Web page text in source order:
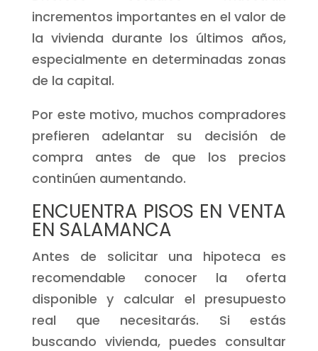
incrementos importantes en el valor de
la vivienda durante los últimos años,
especialmente en determinadas zonas
de la capital.
Por este motivo, muchos compradores
prefieren adelantar su decisión de
compra antes de que los precios
continúen aumentando.
ENCUENTRA PISOS EN VENTA
EN SALAMANCA
Antes de solicitar una hipoteca es
recomendable conocer la oferta
disponible y calcular el presupuesto
real que necesitarás. Si estás
buscando vivienda, puedes consultar